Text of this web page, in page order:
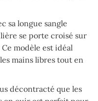
sa longue sangle
se porte croisé sur
modèle est idéal
mains libres tout en
décontracté que les